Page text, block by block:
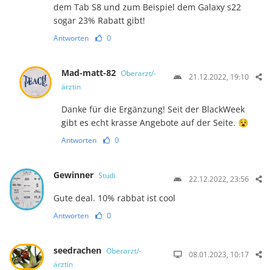
dem Tab S8 und zum Beispiel dem Galaxy s22
sogar 23% Rabatt gibt!
Antworten 0
Mad-matt-82 Oberarzt/-
ärztin
21.12.2022, 19:10
Danke für die Ergänzung! Seit der BlackWeek
gibt es echt krasse Angebote auf der Seite. 😵
Antworten 0
Gewinner Studi 22.12.2022, 23:56
Gute deal. 10% rabbat ist cool
Antworten 0
seedrachen Oberarzt/-
ärztin
08.01.2023, 10:17